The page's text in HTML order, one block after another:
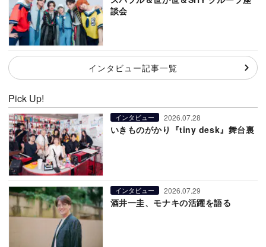
談会
インタビュー記事一覧
Pick Up!
インタビュー 2026.07.28
いきものがかり『tiny desk』舞台裏
インタビュー 2026.07.29
酒井一圭、モナキの活躍を語る